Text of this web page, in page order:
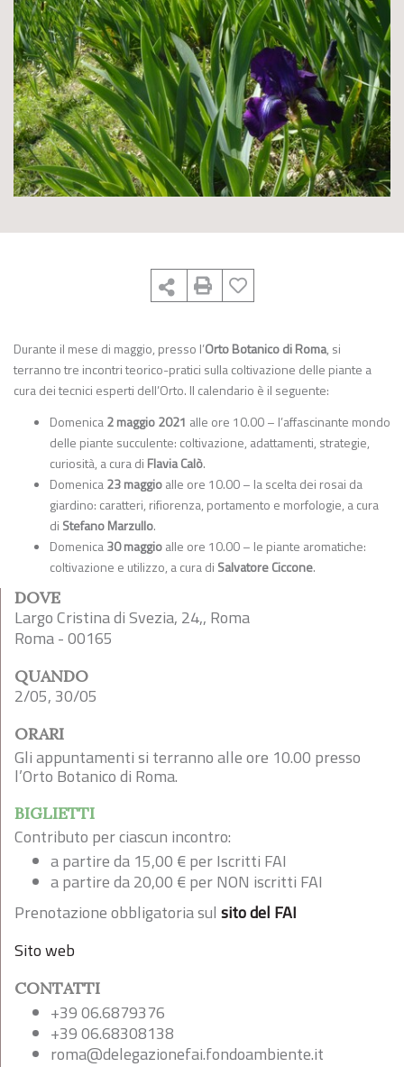
Durante il mese di maggio, presso l’Orto Botanico di Roma, si
terranno tre incontri teorico-pratici sulla coltivazione delle piante a
cura dei tecnici esperti dell’Orto. Il calendario è il seguente:
Domenica2 maggio 2021 alle ore 10.00 – l’affascinante mondo
delle piante succulente: coltivazione, adattamenti, strategie,
curiosità, a cura di Flavia Calò.
Domenica23 maggioalle ore 10.00 – la scelta dei rosai da
giardino: caratteri, rifiorenza, portamento e morfologie, a cura
di Stefano Marzullo.
Domenica30 maggioalle ore 10.00 – le piante aromatiche:
coltivazione e utilizzo, a cura di Salvatore Ciccone.
DOVE
Largo Cristina di Svezia, 24,, Roma
Roma - 00165
QUANDO
2/05, 30/05
ORARI
Gli appuntamenti si terranno alle ore 10.00 presso
l’Orto Botanico di Roma.
BIGLIETTI
Contributo per ciascun incontro:
a partire da 15,00 € per Iscritti FAI
a partire da 20,00 € per NON iscritti FAI
Prenotazione obbligatoria sul sito del FAI
Sito web
CONTATTI
+39 06.6879376
+39 06.68308138
roma@delegazionefai.fondoambiente.it